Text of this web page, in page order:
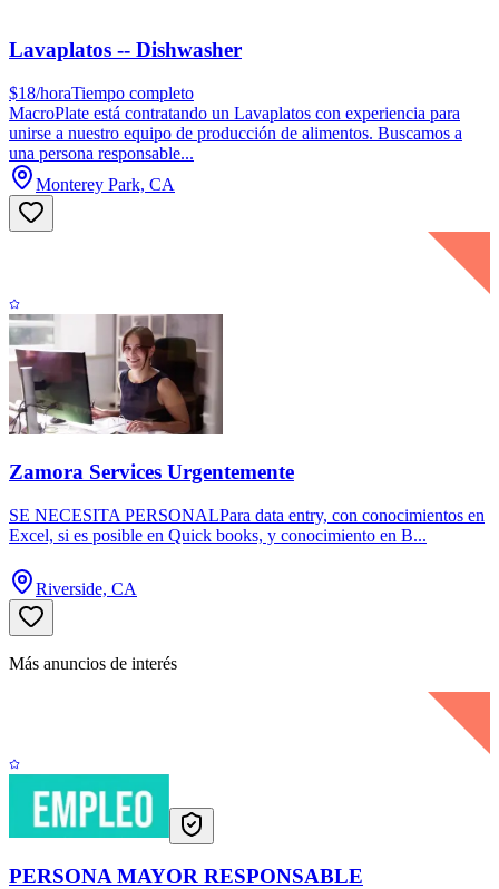
Lavaplatos -- Dishwasher
$18/horaTiempo completo
MacroPlate está contratando un Lavaplatos con experiencia para
unirse a nuestro equipo de producción de alimentos. Buscamos a
una persona responsable...
Monterey Park, CA
Zamora Services Urgentemente
SE NECESITA PERSONALPara data entry, con conocimientos en
Excel, si es posible en Quick books, y conocimiento en B...
Riverside, CA
Más anuncios de interés
PERSONA MAYOR RESPONSABLE